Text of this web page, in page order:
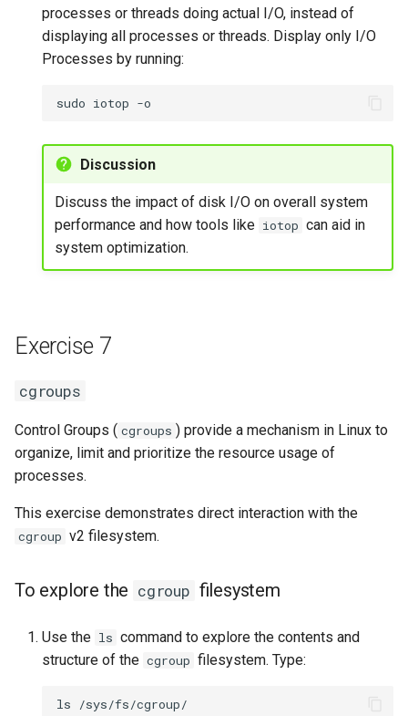
processes or threads doing actual I/O, instead of
displaying all processes or threads. Display only I/O
Processes by running:
sudo iotop
Discussion
Discuss the impact of disk I/O on overall system
performance and how tools like iotop can aid in
system optimization.
Exercise 7
cgroups
Control Groups ( cgroups ) provide a mechanism in Linux to
organize, limit and prioritize the resource usage of
processes.
This exercise demonstrates direct interaction with the
cgroup v2 filesystem.
To explore the cgroup filesystem
Use the ls command to explore the contents and
structure of the cgroup filesystem. Type:
ls